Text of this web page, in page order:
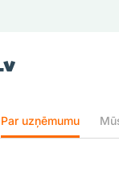
Par uzņēmumu